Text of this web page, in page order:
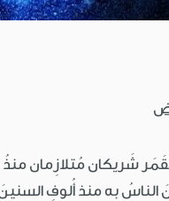
مُتلازِمان منذُ ما يَزيدُ عن 4,5
الناسُ به منذ أُلوفِ